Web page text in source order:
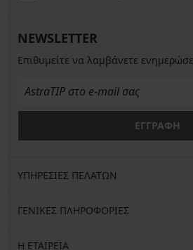
NEWSLETTER
Επιθυμείτε να λαμβάνετε
ΕΓΓΡΑΦΗ
ΥΠΗΡΕΣΙΕΣ ΠΕΛΑΤΩΝ
ΓΕΝΙΚΕΣ ΠΛΗΡΟΦΟΡΙΕΣ
Η ΕΤΑΙΡΕΙΑ